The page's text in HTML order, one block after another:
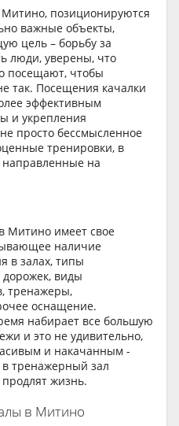
позиционируются
важные объекты,
цель – борьбу за
люди, уверены, что
посещают, чтобы
так. Посещения качалки
эффективным
и укрепления
просто бессмысленное
тренировки, в
направленные на
Митино имеет свое
наличие
в залах, типы
дорожек, виды
тренажеры,
оснащение.
набирает все большую
и это не удивительно,
и накачанным -
тренажерный зал
жизнь.
в Митино